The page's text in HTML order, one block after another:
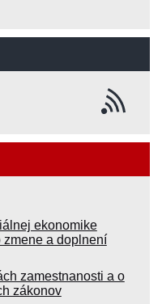
ekonomike
a doplnení
zamestnanosti a o
zákonov